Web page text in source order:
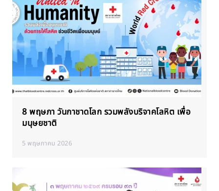
8 พฤษภา วันกาชาดโลก รวมพลังบริจาคโลหิต เพื่อ
มนุษยชาติ
5 พฤษภาคม 2026